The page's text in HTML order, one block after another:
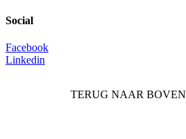
Social
Facebook
Linkedin
TERUG NAAR BOVEN